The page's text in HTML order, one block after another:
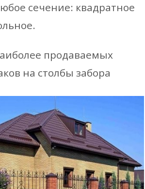
сечение: квадратное
продаваемых
на столбы забора